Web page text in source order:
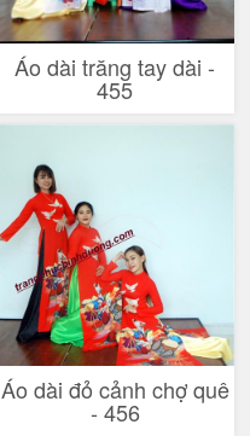
Áo dài trăng tay dài -
455
Áo dài đỏ cảnh chợ quê
- 456